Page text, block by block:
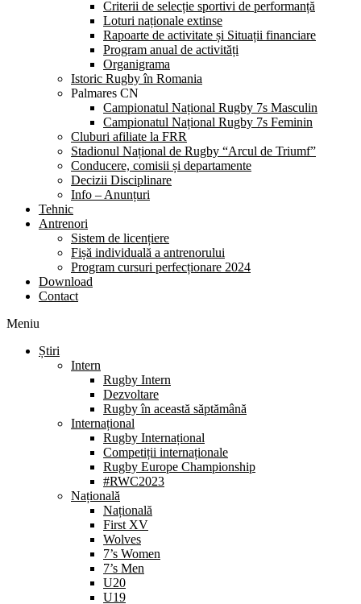
Criterii de selecție sportivi de performanță
Loturi naționale extinse
Rapoarte de activitate și Situații financiare
Program anual de activități
Organigrama
Istoric Rugby în Romania
Palmares CN
Campionatul Național Rugby 7s Masculin
Campionatul Național Rugby 7s Feminin
Cluburi afiliate la FRR
Stadionul Național de Rugby “Arcul de Triumf”
Conducere, comisii și departamente
Decizii Disciplinare
Info – Anunțuri
Tehnic
Antrenori
Sistem de licențiere
Fișă individuală a antrenorului
Program cursuri perfecționare 2024
Download
Contact
Meniu
Știri
Intern
Rugby Intern
Dezvoltare
Rugby în această săptămână
Internațional
Rugby Internațional
Competiții internaționale
Rugby Europe Championship
#RWC2023
Națională
Națională
First XV
Wolves
7’s Women
7’s Men
U20
U19